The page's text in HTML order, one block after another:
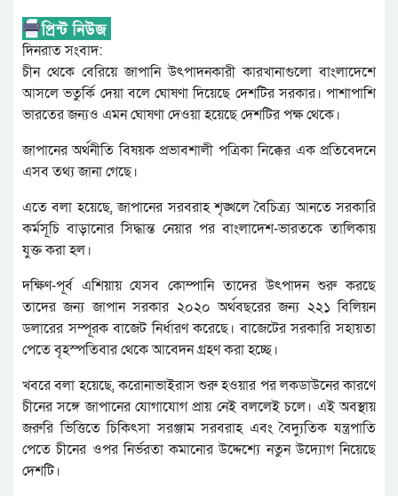
দিনরাত সংবাদ:
চীন থেকে বেরিয়ে জাপানি উৎপাদনকারী কারখানাগুলো বাংলাদেশে
আসলে ভতুর্কি দেয়া বলে ঘোষণা দিয়েছে দেশটির সরকার। পাশাপাশি
ভারতের জন্যও এমন ঘোষণা দেওয়া হয়েছে দেশটির পক্ষ থেকে।
জাপানের অর্থনীতি বিষয়ক প্রভাবশালী পত্রিকা নিক্কের এক প্রতিবেদনে
এসব তথ্য জানা গেছে।
এতে বলা হয়েছে, জাপানের সরবরাহ শৃঙ্খলে বৈচিত্র্য আনতে সরকারি
কর্মসূচি বাড়ানোর সিদ্ধান্ত নেয়ার পর বাংলাদেশ-ভারতকে তালিকায়
যুক্ত করা হল।
দক্ষিণ-পূর্ব এশিয়ায় যেসব কোম্পানি তাদের উৎপাদন শুরু করছে
তাদের জন্য জাপান সরকার ২০২০ অর্থবছরের জন্য ২২১ বিলিয়ন
ডলারের সম্পূরক বাজেট নির্ধারণ করেছে। বাজেটের সরকারি সহায়তা
পেতে বৃহস্পতিবার থেকে আবেদন গ্রহণ করা হচ্ছে।
খবরে বলা হয়েছে, করোনাভাইরাস শুরু হওয়ার পর লকডাউনের কারণে
চীনের সঙ্গে জাপানের যোগাযোগ প্রায় নেই বললেই চলে। এই অবস্থায়
জরুরি ভিত্তিতে চিকিৎসা সরঞ্জাম সরবরাহ এবং বৈদ্যুতিক যন্ত্রপাতি
পেতে চীনের ওপর নির্ভরতা কমানোর উদ্দেশ্যে নতুন উদ্যোগ নিয়েছে
দেশটি।